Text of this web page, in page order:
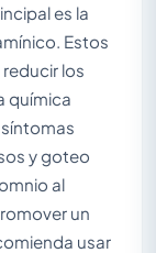
es la
Estos
los
química
y goteo
al
un
usar